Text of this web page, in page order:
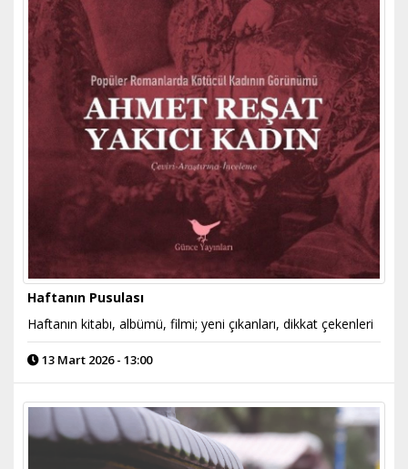
Haftanın Pusulası
Haftanın kitabı, albümü, filmi; yeni çıkanları, dikkat çekenleri
13 Mart 2026 - 13:00